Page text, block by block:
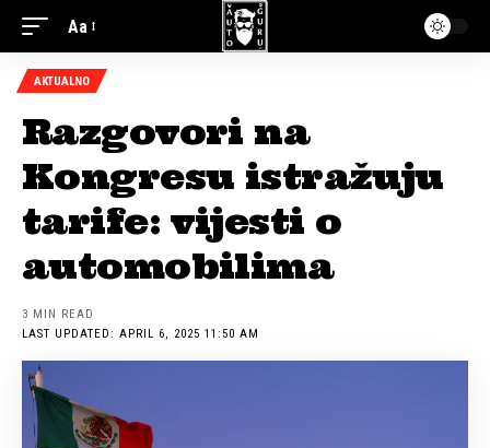
Aa
AKTUALNO
Razgovori na
Kongresu istražuju
tarife: vijesti o
automobilima
LAST UPDATED: APRIL 6, 2025 11:50 AM
3 MIN READ